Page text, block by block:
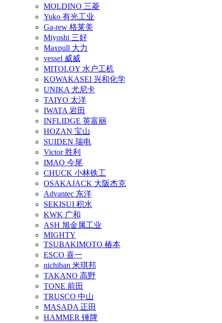
MOLDINO 三菱
Yuko 有光工业
Ga-rew 格莱美
Miyoshi 三好
Maxpull 大力
vessel 威威
MITOLOY 水户工机
KOWAKASEI 兴和化学
UNIKA 尤尼卡
TAIYO 太洋
IWATA 岩田
INFLIDGE 英富丽
HOZAN 宝山
SUIDEN 瑞电
Victor 胜利
IMAO 今尾
CHUCK 小林铁工
OSAKAJACK 大阪杰克
Advantec 东洋
SEKISUI 积水
KWK 广和
ASH 旭金属工业
MIGHTY
TSUBAKIMOTO 椿本
ESCO 喜一
nichiban 米琪邦
TAKANO 高野
TONE 前田
TRUSCO 中山
MASADA 正田
HAMMER 锤牌